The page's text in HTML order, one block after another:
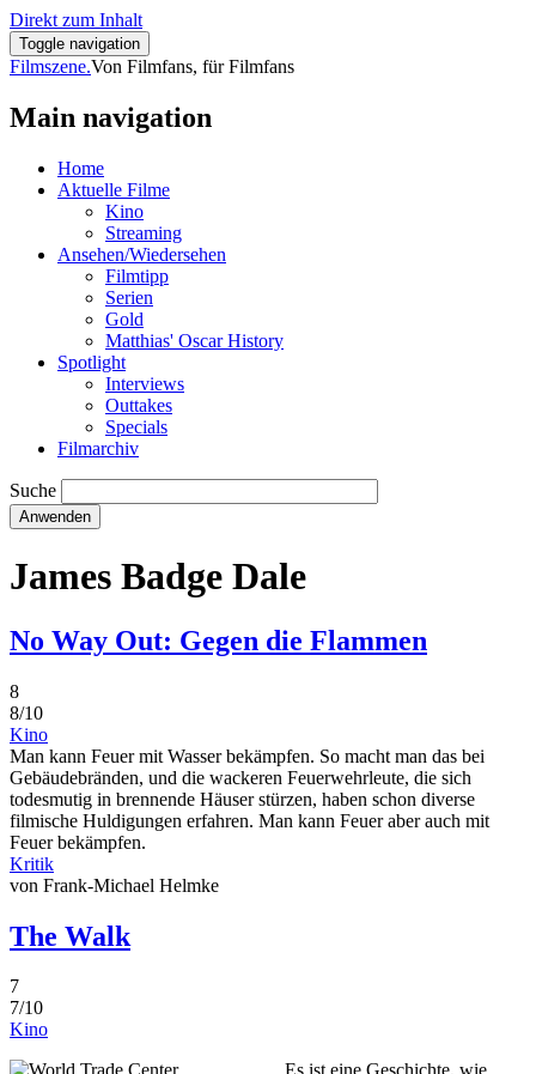
Direkt zum Inhalt
Toggle navigation
Filmszene.Von Filmfans, für Filmfans
Main navigation
Home
Aktuelle Filme
Kino
Streaming
Ansehen/Wiedersehen
Filmtipp
Serien
Gold
Matthias' Oscar History
Spotlight
Interviews
Outtakes
Specials
Filmarchiv
Suche
James Badge Dale
No Way Out: Gegen die Flammen
8
8/10
Kino
Man kann Feuer mit Wasser bekämpfen. So macht man das bei
Gebäudebränden, und die wackeren Feuerwehrleute, die sich
todesmutig in brennende Häuser stürzen, haben schon diverse
filmische Huldigungen erfahren. Man kann Feuer aber auch mit
Feuer bekämpfen.
Kritik
von Frank-Michael Helmke
The Walk
7
7/10
Kino